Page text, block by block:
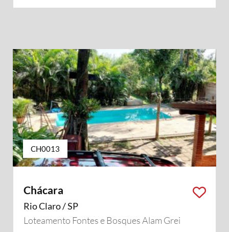
CH0013
Chácara
Rio Claro / SP
Loteamento Fontes e Bosques Alam Grei